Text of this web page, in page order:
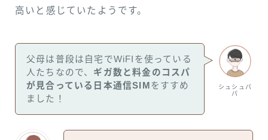
高いと感じていたようです。
シュシュパ
パ
父母は普段は自宅でWiFIを使っている
人たちなので、 ギガ数と料金のコスパ
が見合っている日本通信SIM をすすめ
ました！